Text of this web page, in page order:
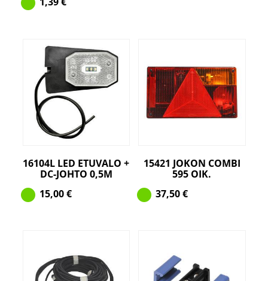
16104L LED ETUVALO +
DC-JOHTO 0,5M
15,00€
15421 JOKON COMBI
595 OIK.
37,50€